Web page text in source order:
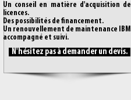
Un conseil en matière d'acquisition de
licences.
Des possibilités de financement.
Un renouvellement de maintenance IBM
accompagné et suivi.
N'hésitez pas à demander un devis.